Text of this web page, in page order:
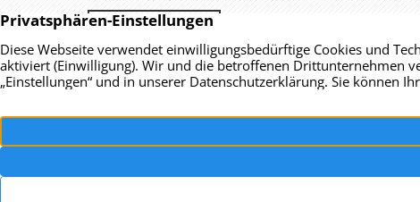
Vertrag widerrufen